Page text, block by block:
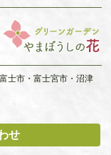
士市・富士宮市・沼津
せ